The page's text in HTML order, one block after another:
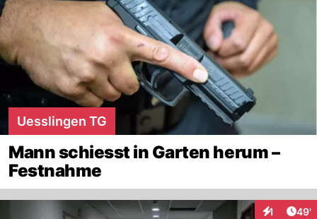
Uesslingen TG
Mann schiesst in Garten herum –
Festnahme
1 49'